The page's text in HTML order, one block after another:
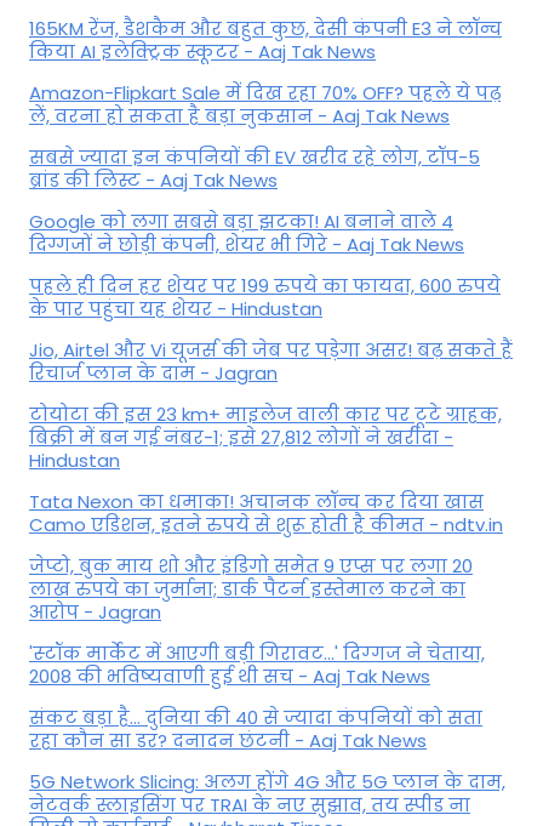
165KM रेंज, डैशकैम और बहुत कुछ, देसी कंपनी E3 ने लॉन्च
किया AI इलेक्ट्रिक स्कूटर - Aaj Tak News
Amazon-Flipkart Sale में दिख रहा 70% OFF? पहले ये पढ़
लें, वरना हो सकता है बड़ा नुकसान - Aaj Tak News
सबसे ज्यादा इन कंपनियों की EV खरीद रहे लोग, टॉप-5
ब्रांड की लिस्ट - Aaj Tak News
Google को लगा सबसे बड़ा झटका! AI बनाने वाले 4
दिग्गजों ने छोड़ी कंपनी, शेयर भी गिरे - Aaj Tak News
पहले ही दिन हर शेयर पर 199 रुपये का फायदा, 600 रुपये
के पार पहुंचा यह शेयर - Hindustan
Jio, Airtel और Vi यूजर्स की जेब पर पड़ेगा असर! बढ़ सकते हैं
रिचार्ज प्लान के दाम - Jagran
टोयोटा की इस 23 km+ माइलेज वाली कार पर टूटे ग्राहक,
बिक्री में बन गई नंबर-1; इसे 27,812 लोगों ने खरीदा -
Hindustan
Tata Nexon का धमाका! अचानक लॉन्च कर दिया खास
Camo एडिशन, इतने रुपये से शुरू होती है कीमत - ndtv.in
जेप्टो, बुक माय शो और इंडिगो समेत 9 एप्स पर लगा 20
लाख रुपये का जुर्माना; डार्क पैटर्न इस्तेमाल करने का
आरोप - Jagran
'स्‍टॉक मार्केट में आएगी बड़ी गिरावट...' दिग्‍गज ने चेताया,
2008 की भविष्यवाणी हुई थी सच - Aaj Tak News
संकट बड़ा है... दुनिया की 40 से ज्यादा कंपनियों को सता
रहा कौन सा डर? दनादन छंटनी - Aaj Tak News
5G Network Slicing: अलग होंगे 4G और 5G प्लान के दाम,
नेटवर्क स्लाइसिंग पर TRAI के नए सुझाव, तय स्पीड ना